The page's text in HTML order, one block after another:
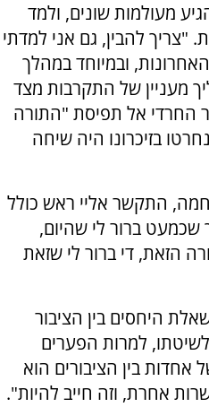
מעולמות שונים, ולמד
"צריך להבין, גם אני למדתי
ובמיוחד במהלך
מעניין של התקרבות מצד
החרדי אל תפיסת "התורה
בזיכרונו היה שיחה
התקשר אליי ראש כולל
שכמעט ברור לי שהיום,
הזאת, די ברור לי שזאת
היחסים בין הציבור
לשיטתו, למרות הפערים
אחדות בין הציבורים הוא
אחרת, וזה חייב להיות".